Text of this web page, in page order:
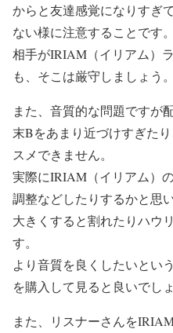
からと友達感覚になりすぎ
ない様に注意することです。
相手がIRIAM（イリアム）
も、そこは厳守しましょう。
また、音質的な問題ですが
末Bをあまり近づけすぎた
スメできません。
実際にIRIAM（イリアム）
調整などしたりするかと思
大きくすると割れたりハウ
す。
より音質を良くしたいとい
を購入して見ると良いでし
また、リスナーさんを